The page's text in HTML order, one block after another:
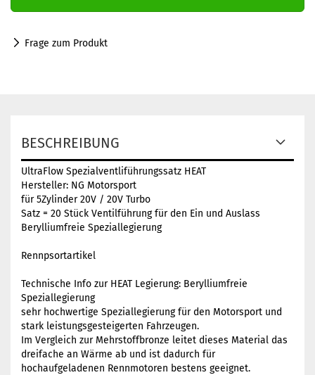
Frage zum Produkt
BESCHREIBUNG
UltraFlow Spezialventliführungssatz HEAT
Hersteller: NG Motorsport
für 5Zylinder 20V / 20V Turbo
Satz = 20 Stück Ventilführung für den Ein und Auslass
Berylliumfreie Speziallegierung
Rennpsortartikel
Technische Info zur HEAT Legierung: Berylliumfreie
Speziallegierung
sehr hochwertige Speziallegierung für den Motorsport und
stark leistungsgesteigerten Fahrzeugen.
Im Vergleich zur Mehrstoffbronze leitet dieses Material das
dreifache an Wärme ab und ist dadurch für
hochaufgeladenen Rennmotoren bestens geeignet.